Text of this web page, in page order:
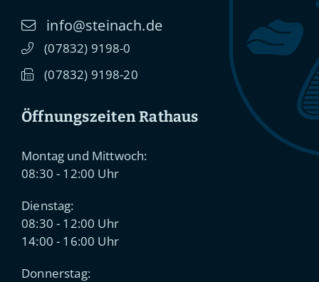
info@steinach.de
(07832) 91 98-0
(07832) 91 98-20
Öffnungszeiten Rathaus
Montag und Mittwoch:
08:30 - 12:00 Uhr
Dienstag:
08:30 - 12:00 Uhr
14:00 - 16:00 Uhr
Donnerstag: